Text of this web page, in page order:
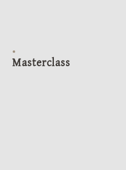
Masterclass